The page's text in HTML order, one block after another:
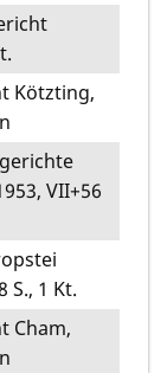
Kötzting,
VII+56
S., 1 Kt.
Cham,